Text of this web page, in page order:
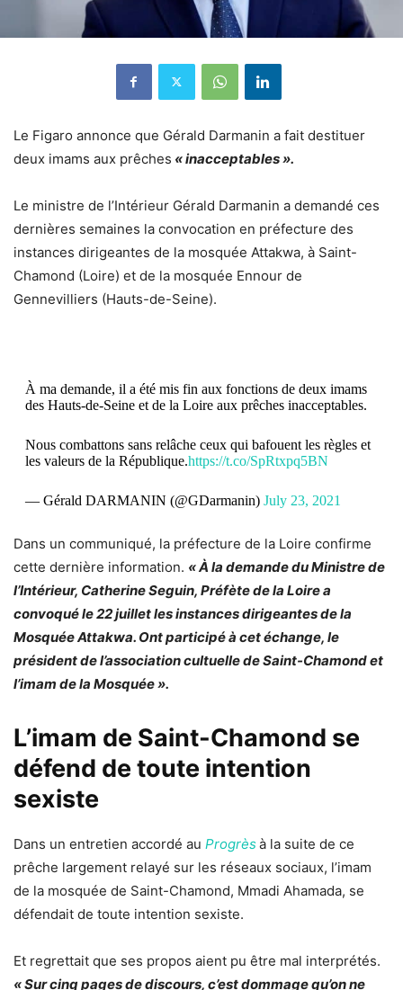
Le Figaro annonce que Gérald Darmanin a fait destituer
deux imams aux prêches « inacceptables ».
Le ministre de l’Intérieur Gérald Darmanin a demandé ces
dernières semaines la convocation en préfecture des
instances dirigeantes de la mosquée Attakwa, à Saint-
Chamond (Loire) et de la mosquée Ennour de
Gennevilliers (Hauts-de-Seine).
À ma demande, il a été mis fin aux fonctions de deux imams
des Hauts-de-Seine et de la Loire aux prêches inacceptables.
Nous combattons sans relâche ceux qui bafouent les règles et
les valeurs de la République.https://t.co/SpRtxpq5BN
— Gérald DARMANIN (@GDarmanin) July 23, 2021
Dans un communiqué, la préfecture de la Loire confirme
cette dernière information. « À la demande du Ministre de
l’Intérieur, Catherine Seguin, Préfète de la Loire a
convoqué le 22 juillet les instances dirigeantes de la
Mosquée Attakwa. Ont participé à cet échange, le
président de l’association cultuelle de Saint-Chamond et
l’imam de la Mosquée ».
L’imam de Saint-Chamond se
défend de toute intention
sexiste
Dans un entretien accordé au Progrèsà la suite de ce
prêche largement relayé sur les réseaux sociaux, l’imam
de la mosquée de Saint-Chamond, Mmadi Ahamada, se
défendait de toute intention sexiste.
Et regrettait que ses propos aient pu être mal interprétés.
« Sur cinq pages de discours, c’est dommage qu’on ne